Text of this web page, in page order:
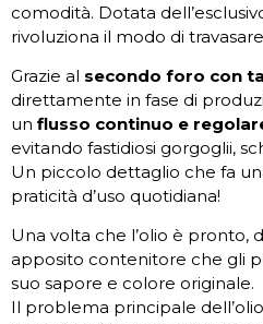
comodità. Dotata
rivoluziona il modo di travasare
Grazie al secondo foro con
direttamente in fase di
un flusso continuo e
evitando fastidiosi gorgoglii,
Un piccolo dettaglio che fa
praticità d’uso quotidiana!
Una volta che l’olio è pronto,
apposito contenitore che gli
suo sapore e colore originale.
Il problema principale